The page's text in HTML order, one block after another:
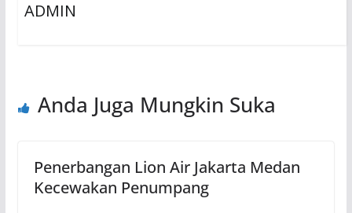
ADMIN
Anda Juga Mungkin Suka
Penerbangan Lion Air Jakarta Medan
Kecewakan Penumpang